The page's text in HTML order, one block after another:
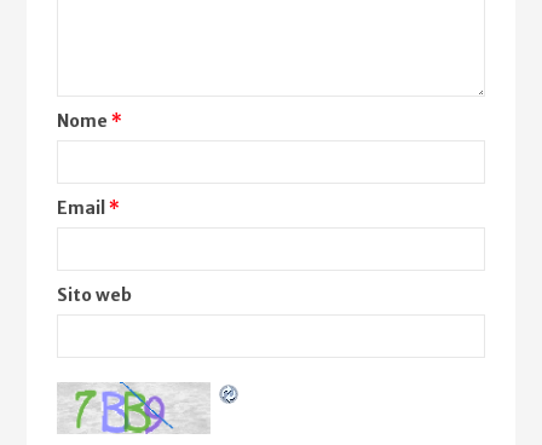
Nome*
Email*
Sito web